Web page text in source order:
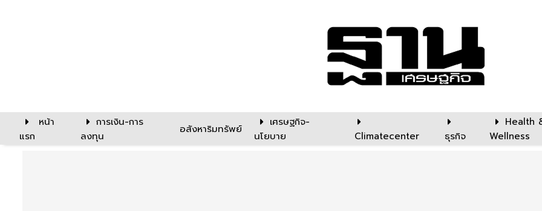
หน้า
แรก
การเงิน-การ
ลงทุน
อสังหาริมทรัพย์
เศรษฐกิจ-
นโยบาย
Climatecenter ธุรกิจ
Health
Wellness